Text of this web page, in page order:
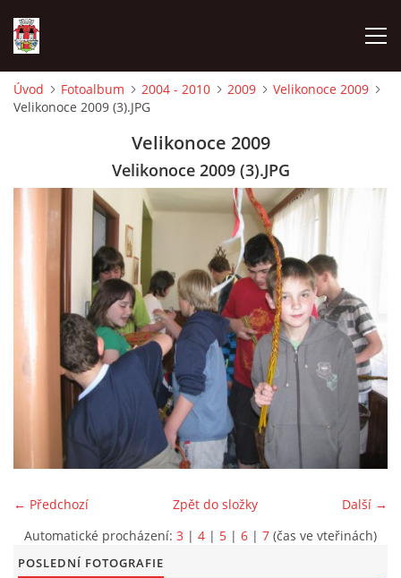
ÚVOD
HASIČI
VIDEA
OBČASNÍK
Úvod Fotoalbum 2004 - 2010 2009
Velikonoce 2009
Velikonoce 2009 (3).JPG
Velikonoce 2009
Velikonoce 2009 (3).JPG
← Předchozí Další →
Zpět do složky
Automatické procházení: 3 | 4 | 5 | 6 | 7 (čas ve vteřinách)
POSLEDNÍ FOTOGRAFIE